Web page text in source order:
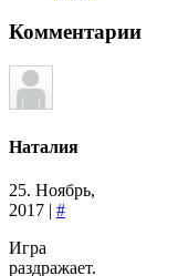
Комментарии
Наталия
25. Ноябрь,
2017 | #
Игра
раздражает.